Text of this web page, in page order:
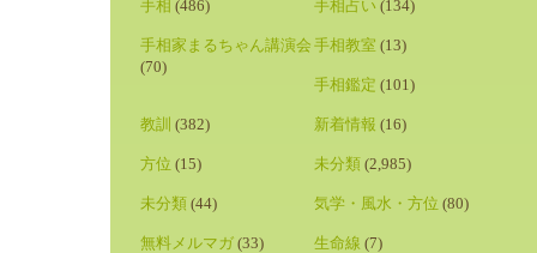
手相 (486) 手相占い (134)
手相家まるちゃん講演会
(70)
手相教室 (13)
手相鑑定 (101)
教訓 (382) 新着情報 (16)
方位 (15) 未分類 (2,985)
未分類 (44) 気学・風水・方位 (80)
無料メルマガ (33) 生命線 (7)